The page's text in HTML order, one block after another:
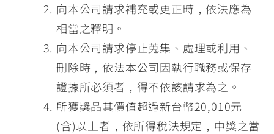
向本公司請求補充或更正時，依法應為
相當之釋明。
向本公司請求停止蒐集、處理或利用、
刪除時，依法本公司因執行職務或保存
證據所必須者，得不依該請求為之。
所獲獎品其價值超過新台幣20,010元
(含)以上者，依所得稅法規定，中獎之當